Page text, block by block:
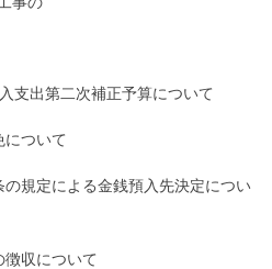
出第二次補正予算について
ついて
定による金銭預入先決定につい
収について